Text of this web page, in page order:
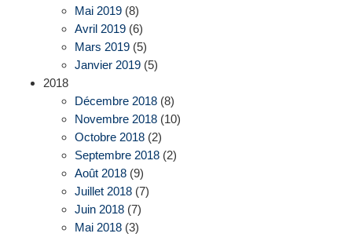
Mai 2019 (8)
Avril 2019 (6)
Mars 2019 (5)
Janvier 2019 (5)
2018
Décembre 2018 (8)
Novembre 2018 (10)
Octobre 2018 (2)
Septembre 2018 (2)
Août 2018 (9)
Juillet 2018 (7)
Juin 2018 (7)
Mai 2018 (3)